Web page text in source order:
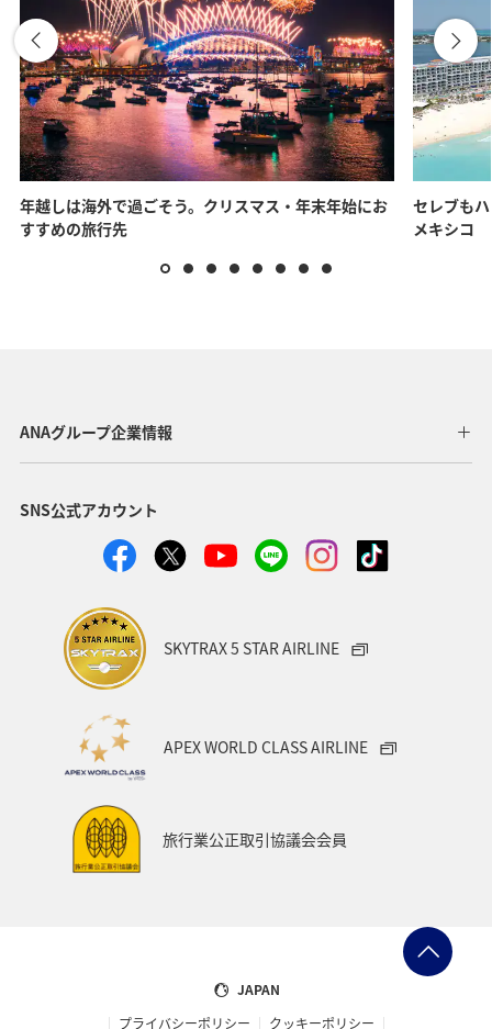
年越しは海外で過ごそう。クリスマス・年末年始にお
すすめの旅行先
セレブも
メキシコ
ANAグループ企業情報
SNS公式アカウント
SKYTRAX 5 STAR AIRLINE
APEX WORLD CLASS AIRLINE
旅行業公正取引協議会会員
JAPAN
プライバシーポリシー
クッキーポリシー